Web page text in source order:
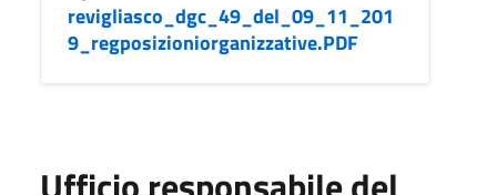
revigliasco_dgc_49_del_09_11_201
9_regposizioniorganizzative.PDF